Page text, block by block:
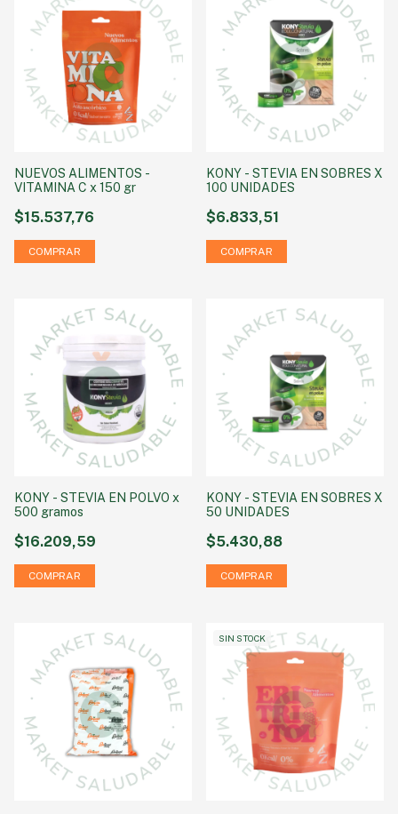
NUEVOS ALIMENTOS -
VITAMINA C x 150 gr
$15.537,76
KONY - STEVIA EN SOBRES X
100 UNIDADES
$6.833,51
KONY - STEVIA EN POLVO x
500 gramos
$16.209,59
KONY - STEVIA EN SOBRES X
50 UNIDADES
$5.430,88
SIN STOCK